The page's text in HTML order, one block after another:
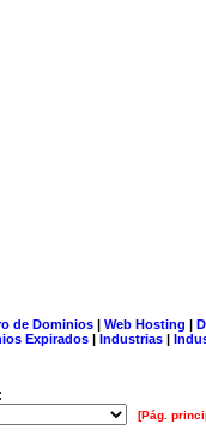
de Dominios| Web Hosting |
Expirados | Industrias |
[Pág.